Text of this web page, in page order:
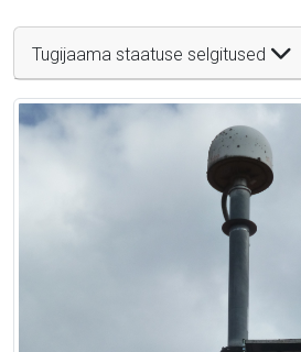
Tugijaama staatuse selgitused